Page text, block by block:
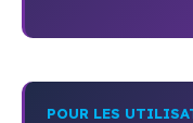
POUR LES